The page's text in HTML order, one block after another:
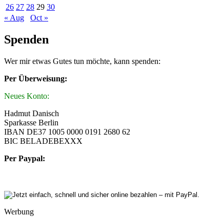
26 27 28 29 30
« Aug
Oct »
Spenden
Wer mir etwas Gutes tun möchte, kann spenden:
Per Überweisung:
Neues Konto:
Hadmut Danisch
Sparkasse Berlin
IBAN DE37 1005 0000 0191 2680 62
BIC BELADEBEXXX
Per Paypal:
Werbung